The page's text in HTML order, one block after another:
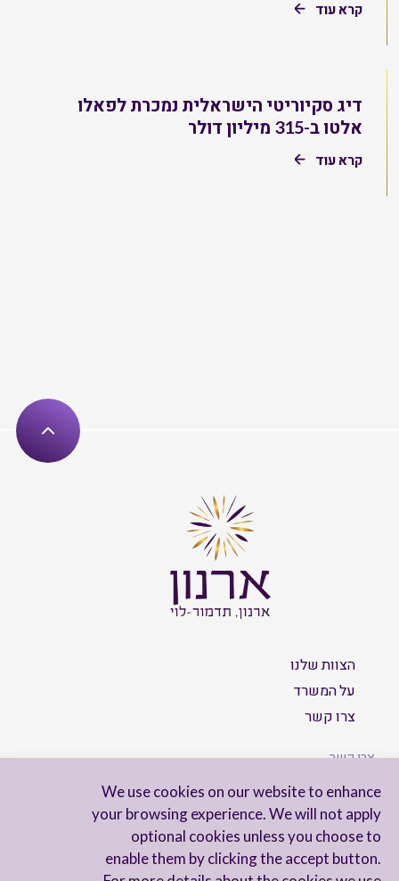
We use cookies on our website to enhance
your browsing experience. We will not apply
optional cookies unless you choose to
enable them by clicking the accept button.
קרא עוד
דיג סקיוריטי הישראלית נמכרת לפאלו
אלטו ב-315 מיליון דולר
קרא עוד
הצוות שלנו
על המשרד
צרו קשר
צרו קשר
הישארו מעודכנים